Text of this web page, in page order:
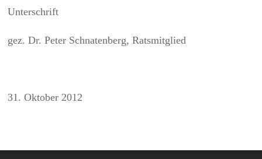
Unterschrift
gez. Dr. Peter Schnatenberg, Ratsmitglied
31. Oktober 2012